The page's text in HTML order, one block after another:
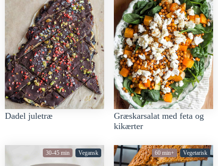
Dadel juletræ
Græskarsalat med feta og
kikærter
30-45 min Vegansk 60 min+ Vegetarisk